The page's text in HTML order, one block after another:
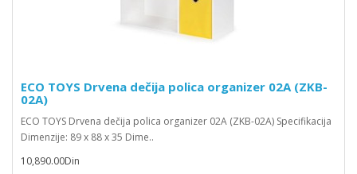
ECO TOYS Drvena dečija polica organizer 02A (ZKB-
02A)
ECO TOYS Drvena dečija polica organizer 02A (ZKB-02A) Specifikacija
Dimenzije: 89 x 88 x 35 Dime..
10,890.00Din